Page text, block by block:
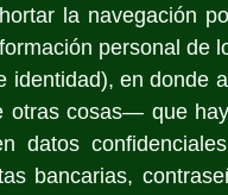
la navegación
personal de
identidad), en donde
otras cosas— que
datos
bancarias,